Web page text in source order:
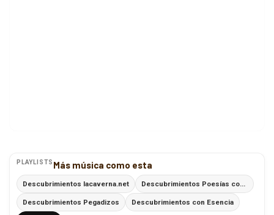
PLAYLISTS Más música como esta
Descubrimientos lacaverna.net Descubrimientos Poesías con Ritmo
Descubrimientos Pegadizos Descubrimientos con Esencia